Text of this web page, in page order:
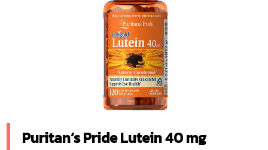
Puritan’s Pride Lutein 40 mg